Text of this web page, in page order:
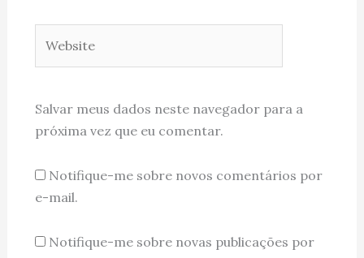
Salvar meus dados neste navegador para a
próxima vez que eu comentar.
Notifique-me sobre novos comentários por
e-mail.
Notifique-me sobre novas publicações por